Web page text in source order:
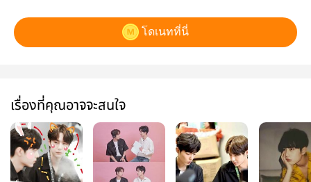
โดเนทที่นี่
เรื่องที่คุณอาจจะสนใจ